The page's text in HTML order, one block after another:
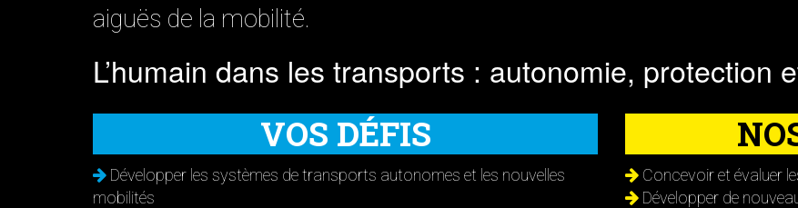
aiguës de la mobilité.
L’humain dans les transports : autonomie, protection
VOS DÉFIS
Développer les systèmes de transports autonomes et les nouvelles
mobilités
Concevoir et évaluer
Développer de